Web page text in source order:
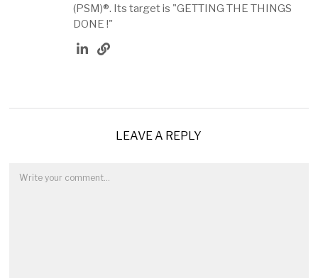
(PSM)®. Its target is "GETTING THE THINGS
DONE !"
LEAVE A REPLY